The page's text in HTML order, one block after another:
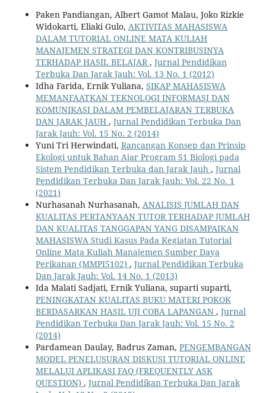
Paken Pandiangan, Albert Gamot Malau, Joko Rizkie
Widokarti, Eliaki Gulo, AKTIVITAS MAHASISWA
DALAM TUTORIAL ONLINE MATA KULIAH
MANAJEMEN STRATEGI DAN KONTRIBUSINYA
TERHADAP HASIL BELAJAR , Jurnal Pendidikan
Terbuka Dan Jarak Jauh: Vol. 13 No. 1 (2012)
Idha Farida, Ernik Yuliana, SIKAP MAHASISWA
MEMANFAATKAN TEKNOLOGI INFORMASI DAN
KOMUNIKASI DALAM PEMBELAJARAN TERBUKA
DAN JARAK JAUH , Jurnal Pendidikan Terbuka Dan
Jarak Jauh: Vol. 15 No. 2 (2014)
Yuni Tri Herwindati, Rancangan Konsep dan Prinsip
Ekologi untuk Bahan Ajar Program S1 Biologi pada
Sistem Pendidikan Terbuka dan Jarak Jauh , Jurnal
Pendidikan Terbuka Dan Jarak Jauh: Vol. 22 No. 1
(2021)
Nurhasanah Nurhasanah, ANALISIS JUMLAH DAN
KUALITAS PERTANYAAN TUTOR TERHADAP JUMLAH
DAN KUALITAS TANGGAPAN YANG DISAMPAIKAN
MAHASISWA Studi Kasus Pada Kegiatan Tutorial
Online Mata Kuliah Manajemen Sumber Daya
Perikanan (MMPI5102) , Jurnal Pendidikan Terbuka
Dan Jarak Jauh: Vol. 14 No. 1 (2013)
Ida Malati Sadjati, Ernik Yuliana, suparti suparti,
PENINGKATAN KUALITAS BUKU MATERI POKOK
BERDASARKAN HASIL UJI COBA LAPANGAN , Jurnal
Pendidikan Terbuka Dan Jarak Jauh: Vol. 15 No. 2
(2014)
Pardamean Daulay, Badrus Zaman, PENGEMBANGAN
MODEL PENELUSURAN DISKUSI TUTORIAL ONLINE
MELALUI APLIKASI FAQ (FREQUENTLY ASK
QUESTION) , Jurnal Pendidikan Terbuka Dan Jarak